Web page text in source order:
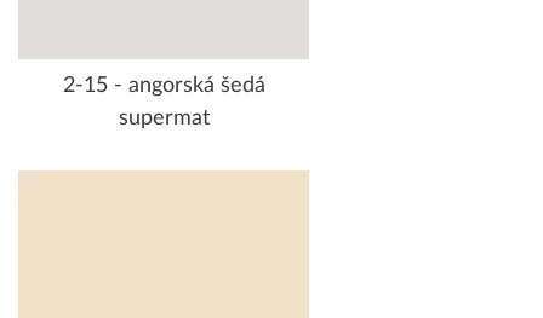
2-15 - angorská šedá
supermat